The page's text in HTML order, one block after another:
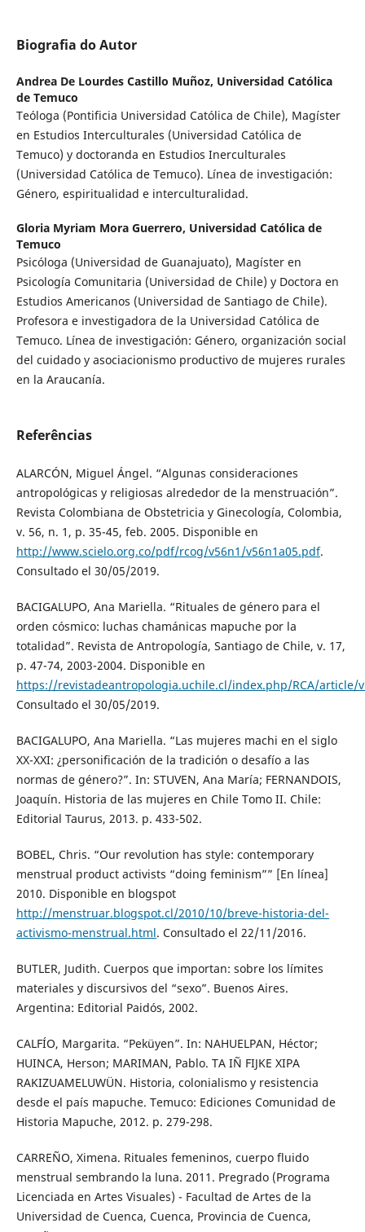
Biografia do Autor
Andrea De Lourdes Castillo Muñoz, Universidad Católica
de Temuco
Teóloga (Pontificia Universidad Católica de Chile), Magíster
en Estudios Interculturales (Universidad Católica de
Temuco) y doctoranda en Estudios Inerculturales
(Universidad Católica de Temuco). Línea de investigación:
Género, espiritualidad e interculturalidad.
Gloria Myriam Mora Guerrero, Universidad Católica de
Temuco
Psicóloga (Universidad de Guanajuato), Magíster en
Psicología Comunitaria (Universidad de Chile) y Doctora en
Estudios Americanos (Universidad de Santiago de Chile).
Profesora e investigadora de la Universidad Católica de
Temuco. Línea de investigación: Género, organización social
del cuidado y asociacionismo productivo de mujeres rurales
en la Araucanía.
Referências
ALARCÓN, Miguel Ángel. “Algunas consideraciones
antropológicas y religiosas alrededor de la menstruación”.
Revista Colombiana de Obstetricia y Ginecología, Colombia,
v. 56, n. 1, p. 35-45, feb. 2005. Disponible en
http://www.scielo.org.co/pdf/rcog/v56n1/v56n1a05.pdf.
Consultado el 30/05/2019.
BACIGALUPO, Ana Mariella. “Rituales de género para el
orden cósmico: luchas chamánicas mapuche por la
totalidad”. Revista de Antropología, Santiago de Chile, v. 17,
p. 47-74, 2003-2004. Disponible en
https://revistadeantropologia.uchile.cl/index.php/RCA/article/
Consultado el 30/05/2019.
BACIGALUPO, Ana Mariella. “Las mujeres machi en el siglo
XX-XXI: ¿personificación de la tradición o desafío a las
normas de género?”. In: STUVEN, Ana María; FERNANDOIS,
Joaquín. Historia de las mujeres en Chile Tomo II. Chile:
Editorial Taurus, 2013. p. 433-502.
BOBEL, Chris. “Our revolution has style: contemporary
menstrual product activists “doing feminism”” [En línea]
2010. Disponible en blogspot
http://menstruar.blogspot.cl/2010/10/breve-historia-del-
activismo-menstrual.html. Consultado el 22/11/2016.
BUTLER, Judith. Cuerpos que importan: sobre los límites
materiales y discursivos del “sexo”. Buenos Aires.
Argentina: Editorial Paidós, 2002.
CALFÍO, Margarita. “Peküyen”. In: NAHUELPAN, Héctor;
HUINCA, Herson; MARIMAN, Pablo. TA IÑ FIJKE XIPA
RAKIZUAMELUWÜN. Historia, colonialismo y resistencia
desde el país mapuche. Temuco: Ediciones Comunidad de
Historia Mapuche, 2012. p. 279-298.
CARREÑO, Ximena. Rituales femeninos, cuerpo fluido
menstrual sembrando la luna. 2011. Pregrado (Programa
Licenciada en Artes Visuales) - Facultad de Artes de la
Universidad de Cuenca, Cuenca, Provincia de Cuenca,